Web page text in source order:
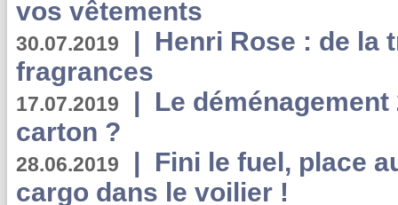
vos vêtements
30.07.2019 | Henri Rose : de la
fragrances
17.07.2019 | Le
carton ?
28.06.2019 | Fini le fuel, place
cargo dans le voilier !